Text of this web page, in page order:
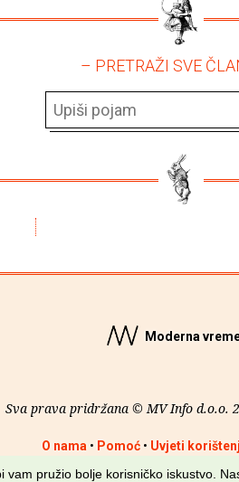
– PRETRAŽI SVE
Moderna
Sva prava pridržana © MV Info d.o.o.
O nama • Pomoć• Uvjeti
vam pružio bolje korisničko iskustvo.